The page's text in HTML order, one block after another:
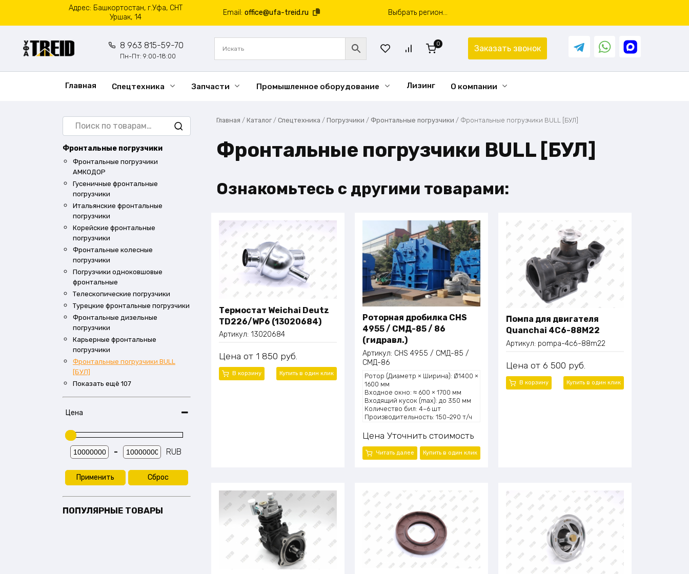
содержанию
Адрес: Башкортостан, г.Уфа, СНТ
Уршак, 14
Email: office@ufa-treid.ru Выбрать регион...
8 963 815-59-70
Пн-Пт: 9:00-18:00
0 Заказать звонок
Главная Спецтехника Запчасти Промышленное оборудование Лизинг О компании
Главная / Каталог/ Спецтехника / Погрузчики / Фронтальные погрузчики / Фронтальные погрузчики BULL [БУЛ]
Фронтальные погрузчики BULL [БУЛ]
Ознакомьтесь с другими товарами:
Термостат Weichai Deutz
TD226/WP6 (13020684)
Артикул: 13020684
Цена 1 850 руб.
В корзину Купить в один клик
Роторная дробилка CHS
4955 / СМД-85 / 86
(гидравл.)
Артикул: CHS 4955 / СМД-85 /
СМД-86
Ротор (Диаметр × Ширина): Ø1400 ×
1600 мм
Входное окно: ≈ 600 × 1700 мм
Входящий кусок (max): до 350 мм
Количество бил: 4–6 шт
Производительность: 150–290 т/ч
Цена Уточнить стоимость
Читать далее Купить в один клик
Помпа для двигателя
Quanchai 4C6-88M22
Артикул: pompa-4c6-88m22
Цена 6 500 руб.
В корзину Купить в один клик
Искать:
Фронтальные погрузчики
Фронтальные погрузчики
АМКОДОР
Гусеничные фронтальные
погрузчики
Итальянские фронтальные
погрузчики
Корейские фронтальные
погрузчики
Фронтальные колесные
погрузчики
Погрузчики одноковшовые
фронтальные
Телескопические погрузчики
Турецкие фронтальные погрузчики
Фронтальные дизельные
погрузчики
Карьерные фронтальные
погрузчики
Фронтальные погрузчики BULL
[БУЛ]
Показать ещё 107
Цена
Мин. цена
- Макс. ценаRUB
Применить Сброс
ПОПУЛЯРНЫЕ ТОВАРЫ